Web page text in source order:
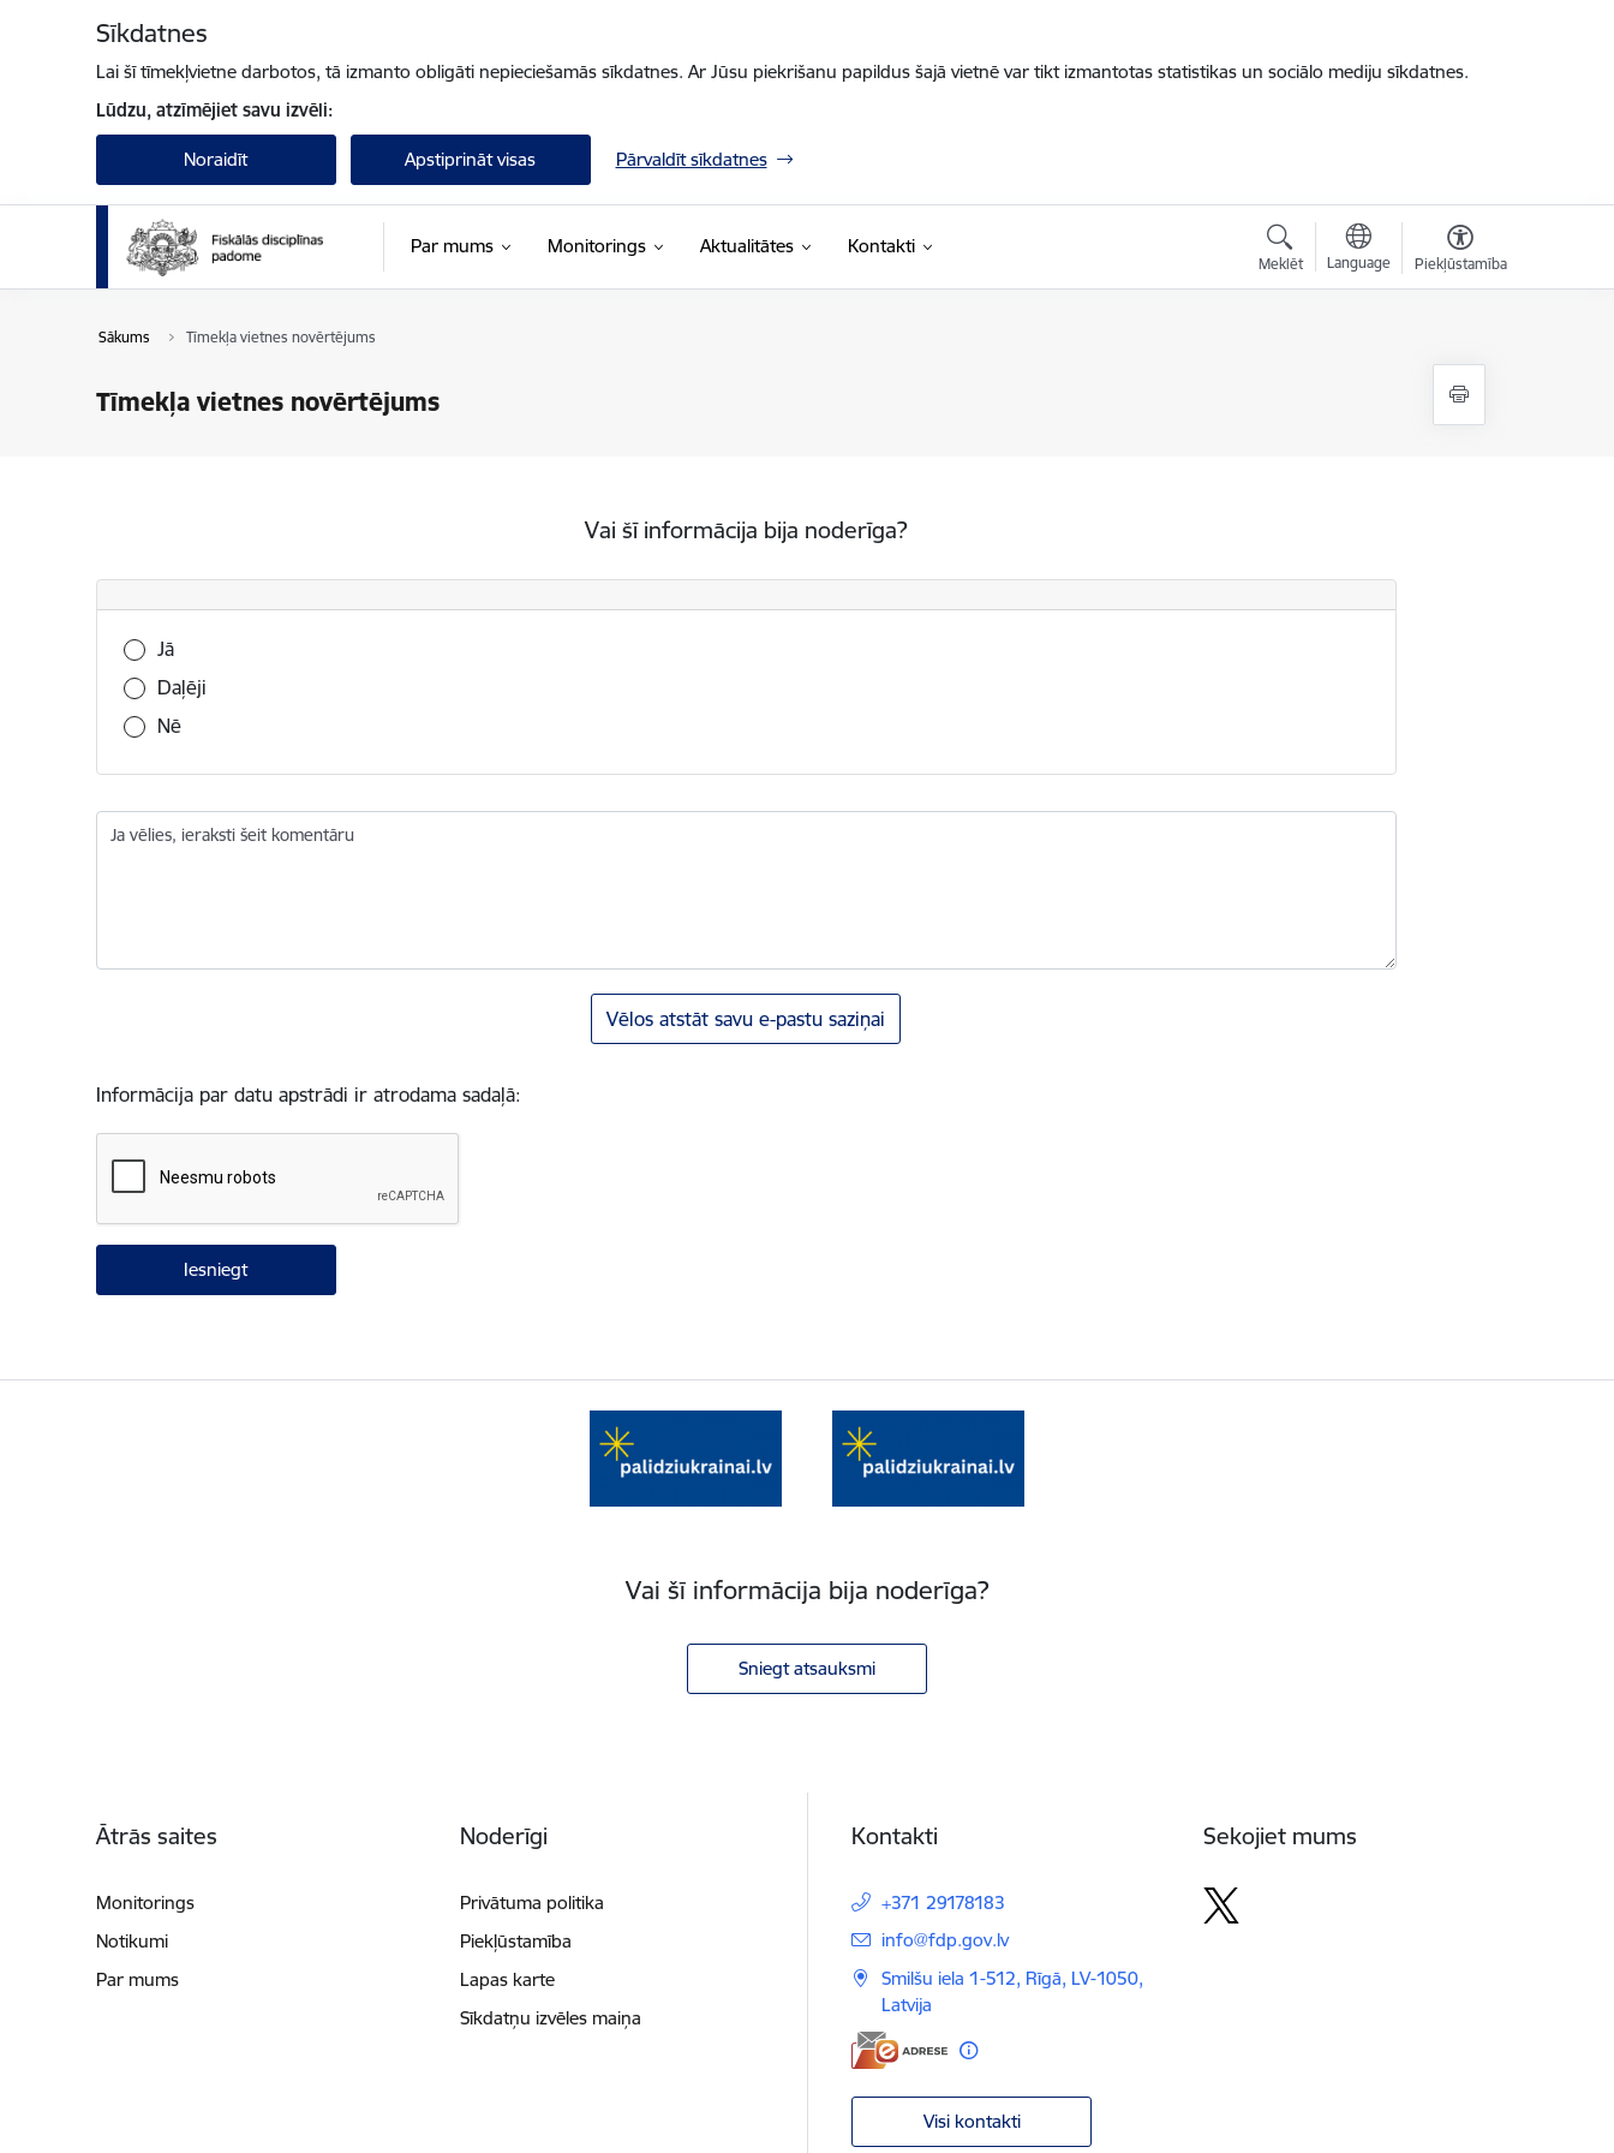
Sīkdatnes
Lai šī tīmekļvietne darbotos, tā izmanto obligāti nepieciešamās sīkdatnes. Ar Jūsu piekrišanu papildus šajā vietnē var tikt izmantotas statistikas un sociālo mediju sīkdatnes.
Lūdzu, atzīmējiet savu izvēli:
Noraidīt Apstiprināt visas Pārvaldīt sīkdatnes
Par mums Monitorings Aktualitātes Kontakti
Meklēt Language Piekļūstamība
Sākums Tīmekļa vietnes novērtējums
Tīmekļa vietnes novērtējums
Vai šī informācija bija noderīga?
Vai šī informācija bija noderīga?
Jā
Daļēji
Nē
Ja vēlies, ieraksti šeit komentāru
Vēlos atstāt savu e-pastu saziņai
Informācija par datu apstrādi ir atrodama sadaļā:
Vai šī informācija bija noderīga?
Sniegt atsauksmi
Ātrās saites
Monitorings
Notikumi
Par mums
Noderīgi
Privātuma politika
Piekļūstamība
Lapas karte
Sīkdatņu izvēles maiņa
Kontakti
+371 29178183
E-pasts:
info@fdp.gov.lv
Smilšu iela 1-512, Rīgā, LV-1050,
Latvija
Visi kontakti
Sekojiet mums